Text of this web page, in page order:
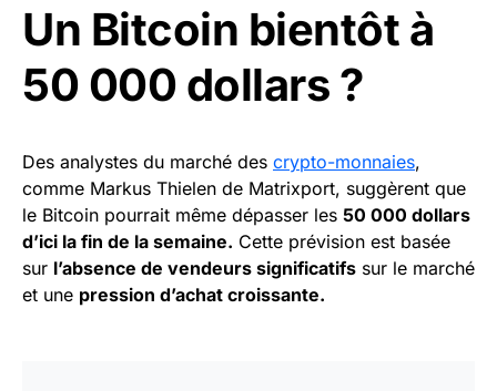
Un Bitcoin bientôt à
50 000 dollars ?
Des analystes du marché des crypto-monnaies,
comme Markus Thielen de Matrixport, suggèrent que
le Bitcoin pourrait même dépasser les 50 000 dollars
d’ici la fin de la semaine. Cette prévision est basée
sur l’absence de vendeurs significatifs sur le marché
et une pression d’achat croissante.